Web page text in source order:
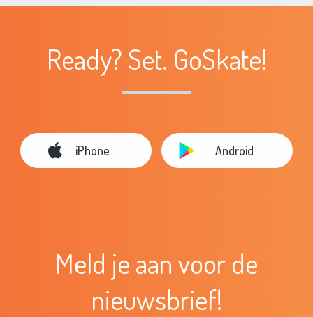
Ready? Set. GoSkate!
iPhone Android
Meld je aan voor de
nieuwsbrief!